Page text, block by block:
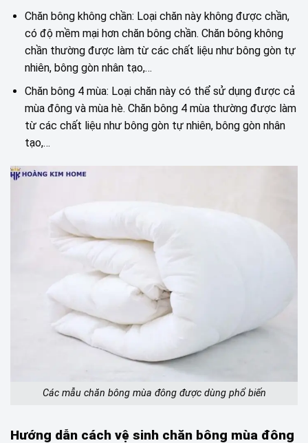
Chăn bông không chần: Loại chăn này không được chần,
có độ mềm mại hơn chăn bông chần. Chăn bông không
chần thường được làm từ các chất liệu như bông gòn tự
nhiên, bông gòn nhân tạo,…
Chăn bông 4 mùa: Loại chăn này có thể sử dụng được cả
mùa đông và mùa hè. Chăn bông 4 mùa thường được làm
từ các chất liệu như bông gòn tự nhiên, bông gòn nhân
tạo,…
Các mẫu chăn bông mùa đông được dùng phổ biến
Hướng dẫn cách vệ sinh chăn bông mùa đông